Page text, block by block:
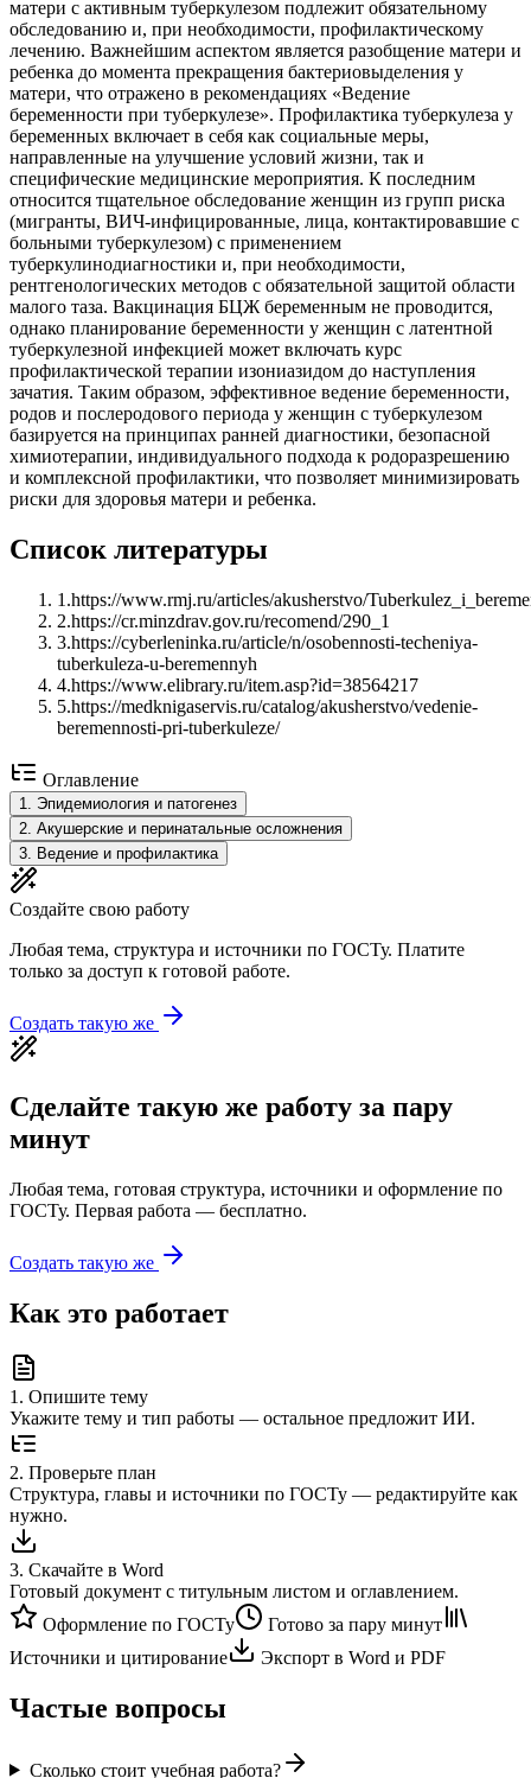
матери с активным туберкулезом подлежит обязательному
обследованию и, при необходимости, профилактическому
лечению. Важнейшим аспектом является разобщение матери и
ребенка до момента прекращения бактериовыделения у
матери, что отражено в рекомендациях «Ведение
беременности при туберкулезе». Профилактика туберкулеза у
беременных включает в себя как социальные меры,
направленные на улучшение условий жизни, так и
специфические медицинские мероприятия. К последним
относится тщательное обследование женщин из групп риска
(мигранты, ВИЧ-инфицированные, лица, контактировавшие с
больными туберкулезом) с применением
туберкулинодиагностики и, при необходимости,
рентгенологических методов с обязательной защитой области
малого таза. Вакцинация БЦЖ беременным не проводится,
однако планирование беременности у женщин с латентной
туберкулезной инфекцией может включать курс
профилактической терапии изониазидом до наступления
зачатия. Таким образом, эффективное ведение беременности,
родов и послеродового периода у женщин с туберкулезом
базируется на принципах ранней диагностики, безопасной
химиотерапии, индивидуального подхода к родоразрешению
и комплексной профилактики, что позволяет минимизировать
риски для здоровья матери и ребенка.
Список литературы
1 .https://www.rmj.ru/articles/akusherstvo/
2.https://cr.minzdrav.gov.ru/recomend/290_1
3.https://cyberleninka.ru/article/n/osobennosti-techeniya-
tuberkuleza-u-beremennyh
4.https://www.elibrary.ru/item.asp?id=38564217
5.https://medknigaservis.ru/catalog/akusherstvo/vedenie-
beremennosti-pri-tuberkuleze/
Оглавление
1. Эпидемиология и патогенез
2. Акушерские и перинатальные осложнения
3. Ведение и профилактика
Создайте свою работу
Любая тема, структура и источники по ГОСТу. Платите
только за доступ к готовой работе.
Создать такую же
Сделайте такую же работу за пару
минут
Любая тема, готовая структура, источники и оформление по
ГОСТу. Первая работа — бесплатно.
Создать такую же
Как это работает
1 . Опишите тему
Укажите тему и тип работы — остальное предложит ИИ.
2. Проверьте план
Структура, главы и источники по ГОСТу — редактируйте как
нужно.
3. Скачайте в Word
Готовый документ с титульным листом и оглавлением.
Оформление по ГОСТу
Готово за пару минут
Источники и цитирование
Экспорт в Word и PDF
Частые вопросы
Сколько стоит учебная работа?